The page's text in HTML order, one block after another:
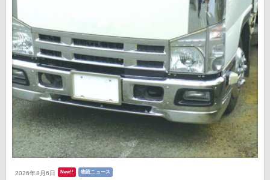
2026年8月6日 New!! 物流ニュース